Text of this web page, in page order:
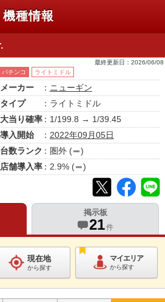
機種情報
最終更新日： 2026/06/08
パチンコ
ライトミドル
メーカー ： ニューギン
タイプ
：ライトミドル
大当り確率：1/199.8 → 1/39.45
導入開始
： 2022年09月05日
台数ランク： 圏外(
)
店舗導入率： 2.9% ( )
掲示板
21件
現在地
から探す
マイエリア
から探す